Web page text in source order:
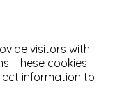
visitors with
These cookies
information to